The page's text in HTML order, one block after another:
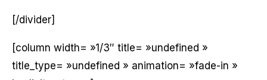
[/divider]
[column width= »1/3″ title= »undefined »
title_type= »undefined » animation= »fade-in »